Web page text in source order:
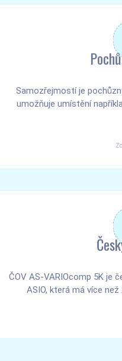
Samozřejmostí je
umožňuje umístění
ČOV AS-VARIOcomp 5K je
ASIO, která má více